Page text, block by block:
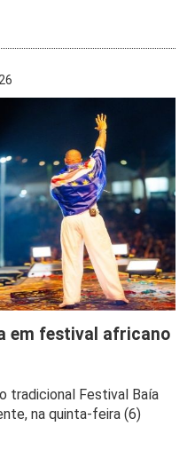
em festival africano
tradicional Festival Baía
na quinta-feira (6)